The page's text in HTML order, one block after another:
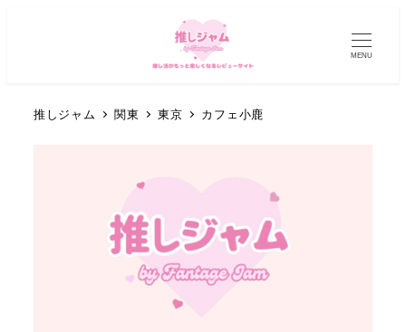
MENU
推しジャム 関東 東京 カフェ小鹿